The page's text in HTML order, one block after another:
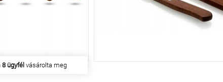
8 ügyfél vásárolta meg